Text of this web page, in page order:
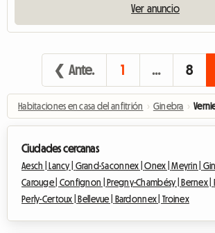
Ver anuncio
❮ Ante. 1 … 8
Habitaciones en casa del anfitrión › Ginebra ›
Ciudades cercanas
Aesch | Lancy | Grand-Saconnex |Onex |Meyrin |
Carouge | Confignon | Pregny-Chambésy | Bernex |
Perly-Certoux |
Bellevue | Bardonnex | Troinex